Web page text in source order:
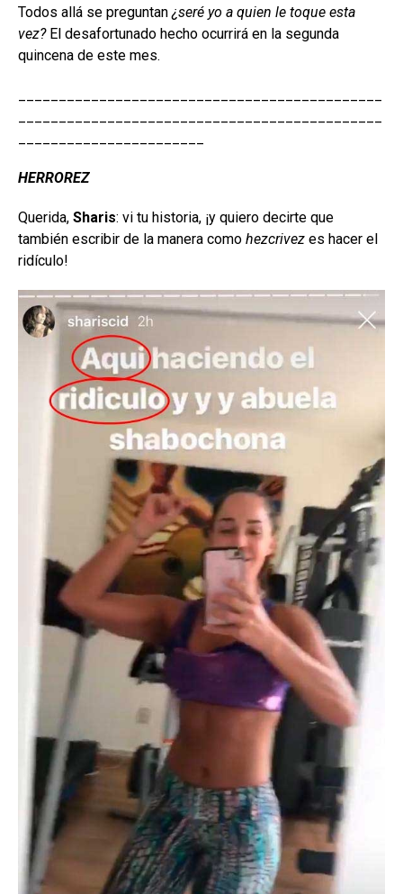
Todos allá se preguntan ¿seré yo a quien le toque esta
vez?El desafortunado hecho ocurrirá en la segunda
quincena de este mes.
HERROREZ
Querida, Sharis: vi tu historia, ¡y quiero decirte que
también escribir de la manera como hezcrivez es hacer el
ridículo!